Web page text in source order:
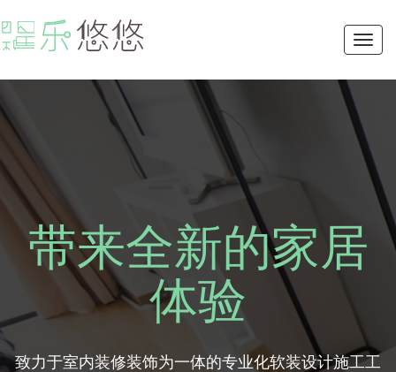
带来全新的家居
体验
致力于室内装修装饰为一体的专业化软装设计施工工